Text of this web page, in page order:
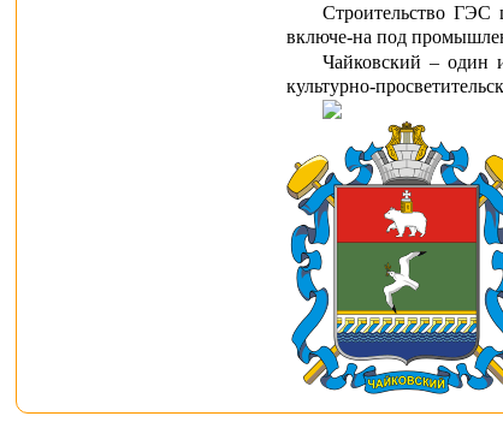
Строительство ГЭС
включе-на под
Чайковский – один
культурно-